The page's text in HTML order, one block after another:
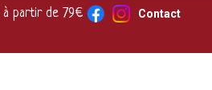
à partir de 79€ Contact